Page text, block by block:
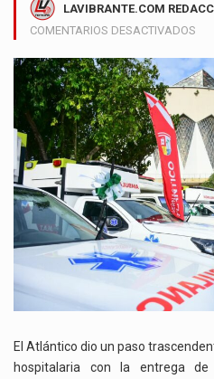
LAVIBRANTE.COM
COMENTARIOS DESACTIVADOS
SU
DE
UN
EN
LA
EN
El Atlántico dio un paso
hospitalaria con la entrega de